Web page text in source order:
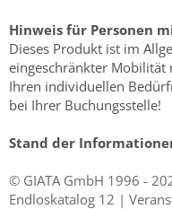
Hinweis für Personen
Dieses Produkt ist im
eingeschränkter Mobilität
Ihren individuellen
bei Ihrer Buchungsstelle!
Stand der
© GIATA GmbH 1996 -
Endloskatalog 12 |